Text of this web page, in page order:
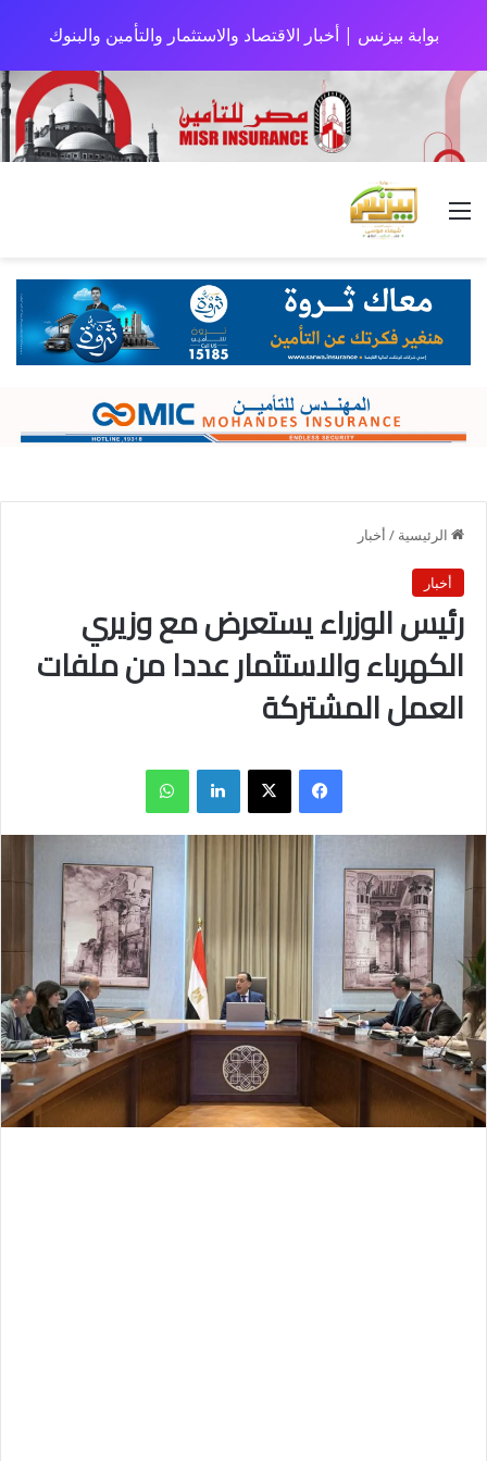
بوابة بيزنس | أخبار الاقتصاد والاستثمار والتأمين والبنوك
القائمة
الرئيسية / أخبار
أخبار
رئيس الوزراء يستعرض مع وزيري
الكهرباء والاستثمار عددا من ملفات
العمل المشتركة
فيسبوك X لينكدإن